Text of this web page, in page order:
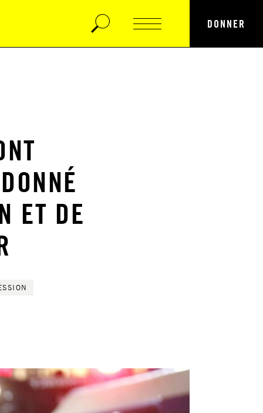
DONNER
ET DE